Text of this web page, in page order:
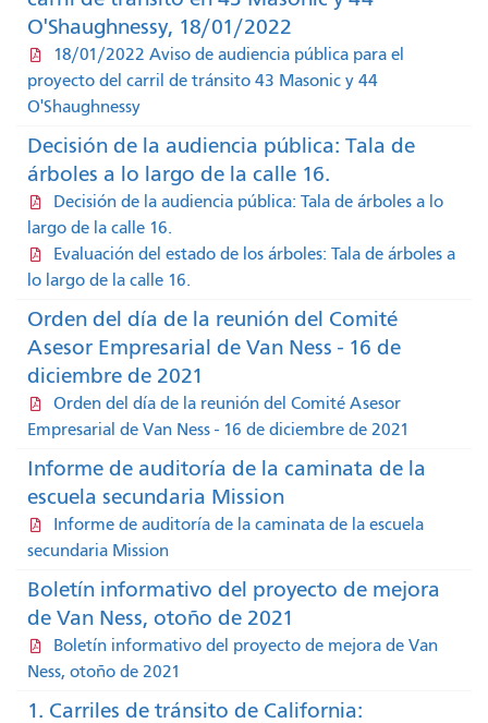
O'Shaughnessy, 18/01/2022
18/01/2022 Aviso de audiencia pública para el
proyecto del carril de tránsito 43 Masonic y 44
O'Shaughnessy
Decisión de la audiencia pública: Tala de
árboles a lo largo de la calle 16.
Decisión de la audiencia pública: Tala de árboles a lo
largo de la calle 16.
Evaluación del estado de los árboles: Tala de árboles a
lo largo de la calle 16.
Orden del día de la reunión del Comité
Asesor Empresarial de Van Ness - 16 de
diciembre de 2021
Orden del día de la reunión del Comité Asesor
Empresarial de Van Ness - 16 de diciembre de 2021
Informe de auditoría de la caminata de la
escuela secundaria Mission
Informe de auditoría de la caminata de la escuela
secundaria Mission
Boletín informativo del proyecto de mejora
de Van Ness, otoño de 2021
Boletín informativo del proyecto de mejora de Van
Ness, otoño de 2021
1. Carriles de tránsito de California: